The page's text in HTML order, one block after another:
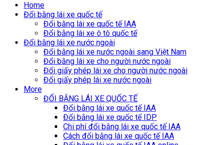
Home
Đổi bằng lái xe quốc tế
Đổi bằng lái xe quốc tế IAA
Đổi bằng lái xe ô tô quốc tế
Đổi bằng lái xe nước ngoài
Đổi bằng lái xe nước ngoài sang Việt Nam
Đổi bằng lái xe cho người nước ngoài
Đổi giấy phép lái xe cho người nước ngoài
Đổi giấy phép lái xe nước ngoài
More
ĐỔI BẰNG LÁI XE QUỐC TẾ
Đổi bằng lái xe quốc tế IAA
Đổi bằng lái xe quốc tế IDP
Chi phí đổi bằng lái xe quốc tế IAA
Cách đổi bằng lái xe quốc tế IAA